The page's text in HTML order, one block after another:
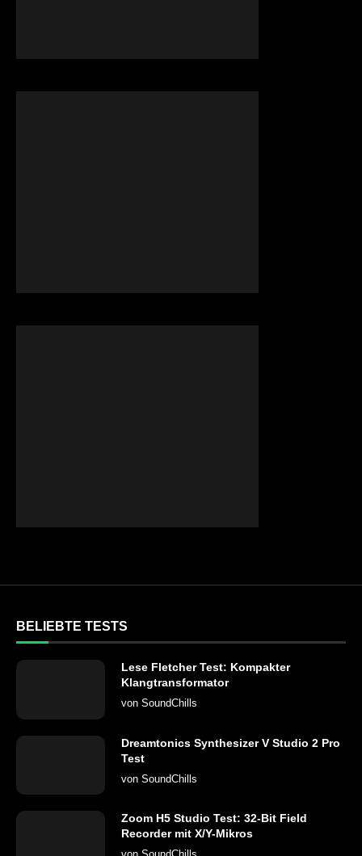
BELIEBTE TESTS
Lese Fletcher Test: Kompakter
Klangtransformator
von SoundChills
Dreamtonics Synthesizer V Studio 2 Pro
Test
von SoundChills
Zoom H5 Studio Test: 32-Bit Field
Recorder mit X/Y-Mikros